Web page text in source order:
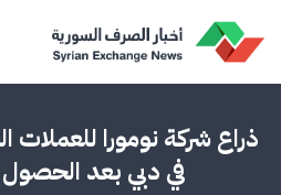
ذراع شركة نومورا للعملات
في دبي بعد